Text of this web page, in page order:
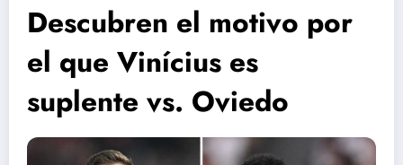
Descubren el motivo por
el que Vinícius es
suplente vs. Oviedo